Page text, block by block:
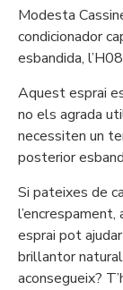
Modesta
condicionador
esbandida,
Aquest esprai
no els agrada
necessiten un
posterior
Si pateixes de
esprai pot
brillantor
aconsegueix?